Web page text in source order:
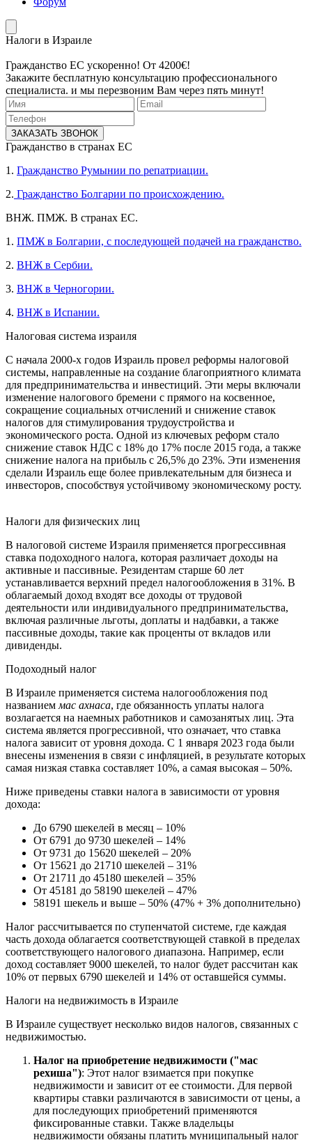
Налоги в Израиле
Гражданство ЕС ускоренно! От 4200€!
Закажите бесплатную консультацию профессионального
специалиста. и мы перезвоним Вам через пять минут!
ЗАКАЗАТЬ ЗВОНОК
Гражданство в странах ЕС
1. Гражданство Румынии по репатриации.
2. Гражданство Болгарии по происхождению.
ВНЖ. ПМЖ. В странах ЕС.
1. ПМЖ в Болгарии, с последующей подачей на гражданство.
2. ВНЖ в Сербии.
3. ВНЖ в Черногории.
4. ВНЖ в Испании.
Налоговая система израиля
С начала 2000-х годов Израиль провел реформы налоговой
системы, направленные на создание благоприятного климата
для предпринимательства и инвестиций. Эти меры включали
изменение налогового бремени с прямого на косвенное,
сокращение социальных отчислений и снижение ставок
налогов для стимулирования трудоустройства и
экономического роста. Одной из ключевых реформ стало
снижение ставок НДС с 18% до 17% после 2015 года, а также
снижение налога на прибыль с 26,5% до 23%. Эти изменения
сделали Израиль еще более привлекательным для бизнеса и
инвесторов, способствуя устойчивому экономическому росту.
Налоги для физических лиц
В налоговой системе Израиля применяется прогрессивная
ставка подоходного налога, которая различает доходы на
активные и пассивные. Резидентам старше 60 лет
устанавливается верхний предел налогообложения в 31%. В
облагаемый доход входят все доходы от трудовой
деятельности или индивидуального предпринимательства,
включая различные льготы, доплаты и надбавки, а также
пассивные доходы, такие как проценты от вкладов или
дивиденды.
Подоходный налог
В Израиле применяется система налогообложения под
названием мас ахнаса, где обязанность уплаты налога
возлагается на наемных работников и самозанятых лиц. Эта
система является прогрессивной, что означает, что ставка
налога зависит от уровня дохода. С 1 января 2023 года были
внесены изменения в связи с инфляцией, в результате которых
самая низкая ставка составляет 10%, а самая высокая – 50%.
Ниже приведены ставки налога в зависимости от уровня
дохода:
До 6790 шекелей в месяц – 10%
От 6791 до 9730 шекелей – 14%
От 9731 до 15620 шекелей – 20%
От 15621 до 21710 шекелей – 31%
От 21711 до 45180 шекелей – 35%
От 45181 до 58190 шекелей – 47%
58191 шекель и выше – 50% (47% + 3% дополнительно)
Налог рассчитывается по ступенчатой системе, где каждая
часть дохода облагается соответствующей ставкой в пределах
соответствующего налогового диапазона. Например, если
доход составляет 9000 шекелей, то налог будет рассчитан как
10% от первых 6790 шекелей и 14% от оставшейся суммы.
Налоги на недвижимость в Израиле
В Израиле существует несколько видов налогов, связанных с
недвижимостью.
Налог на приобретение недвижимости ("мас
рехиша"): Этот налог взимается при покупке
недвижимости и зависит от ее стоимости. Для первой
квартиры ставки различаются в зависимости от цены, а
для последующих приобретений применяются
фиксированные ставки. Также владельцы
недвижимости обязаны платить муниципальный налог